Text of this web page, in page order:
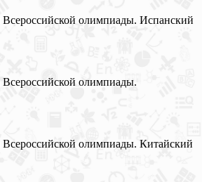
олимпиады. Испанский
олимпиады.
олимпиады. Китайский